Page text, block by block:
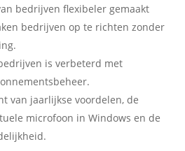
bedrijven flexibeler gemaakt
bedrijven op te richten zonder
is verbeterd met
van jaarlijkse voordelen, de
microfoon in Windows en de